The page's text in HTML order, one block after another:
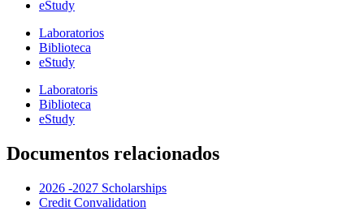
eStudy
Laboratorios
Biblioteca
eStudy
Laboratoris
Biblioteca
eStudy
Documentos relacionados
2026 -2027 Scholarships
Credit Convalidation